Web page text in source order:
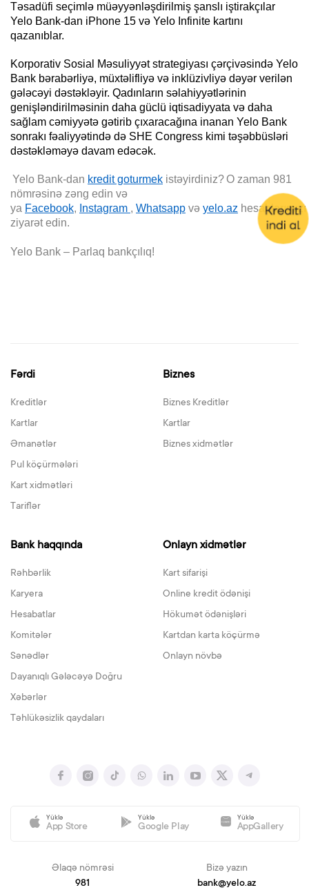
Təsadüfi seçimlə müəyyənləşdirilmiş şanslı iştirakçılar
Yelo Bank-dan iPhone 15 və Yelo Infinite kartını
qazanıblar.
Korporativ Sosial Məsuliyyət strategiyası çərçivəsində Yelo
Bank bərabərliyə, müxtəlifliyə və inklüzivliyə dəyər verilən
gələcəyi dəstəkləyir. Qadınların səlahiyyətlərinin
genişləndirilməsinin daha güclü iqtisadiyyata və daha
sağlam cəmiyyətə gətirib çıxaracağına inanan Yelo Bank
sonrakı fəaliyyətində də SHE Congress kimi təşəbbüsləri
dəstəkləməyə davam edəcək.
Yelo Bank-dan kredit goturmek istəyirdiniz?O zaman 981
nömrəsinə zəng edin və
ya Facebook, Instagram , Whatsapp və yelo.az hesablarımızı
ziyarət edin.
Yelo Bank – Parlaq bankçılıq!
Fərdi
Kreditlər
Kartlar
Əmanətlər
Pul köçürmələri
Kart xidmətləri
Tariflər
Biznes
Biznes Kreditlər
Kartlar
Biznes xidmətlər
Bank haqqında
Rəhbərlik
Karyera
Hesabatlar
Komitələr
Sənədlər
Dayanıqlı Gələcəyə Doğru
Xəbərlər
Təhlükəsizlik qaydaları
Onlayn xidmətlər
Kart sifarişi
Online kredit ödənişi
Hökumət ödənişləri
Kartdan karta köçürmə
Onlayn növbə
Yüklə
App Store
Yüklə
Google Play
Yüklə
AppGallery
Əlaqə nömrəsi
981
Bizə yazın
bank@yelo.az